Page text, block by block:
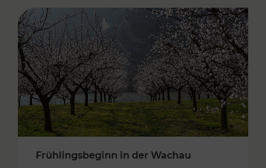
Frühlingsbeginn in der Wachau